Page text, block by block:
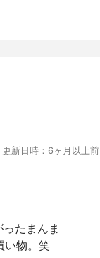
更新日時：6ヶ月以上前
たまんま
い物。笑